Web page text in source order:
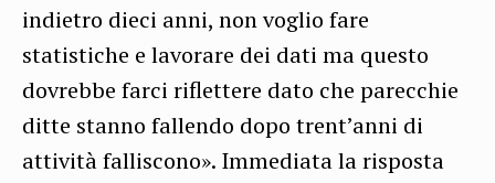
indietro dieci anni, non voglio fare
statistiche e lavorare dei dati ma questo
dovrebbe farci riflettere dato che parecchie
ditte stanno fallendo dopo trent’anni di
attività falliscono». Immediata la risposta